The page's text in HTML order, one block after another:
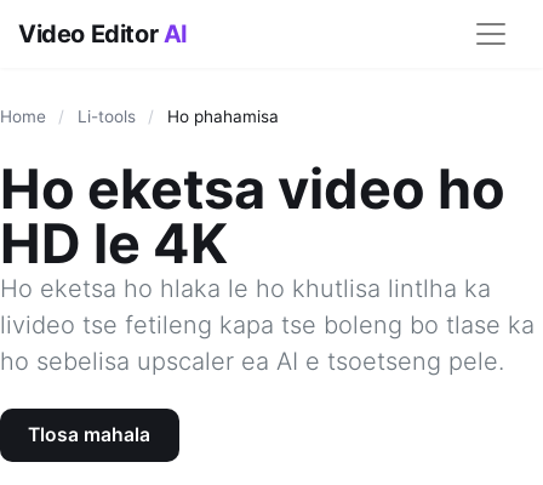
Video EditorAI
Home / Li-tools / Ho phahamisa
Ho eketsa video ho
HD le 4K
Ho eketsa ho hlaka le ho khutlisa lintlha ka
livideo tse fetileng kapa tse boleng bo tlase ka
ho sebelisa upscaler ea AI e tsoetseng pele.
Tlosa mahala